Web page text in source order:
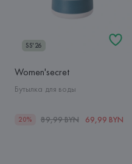
SS'26
Women'secret
Бутылка для воды
20% 89,99 BYN 69,99 BYN